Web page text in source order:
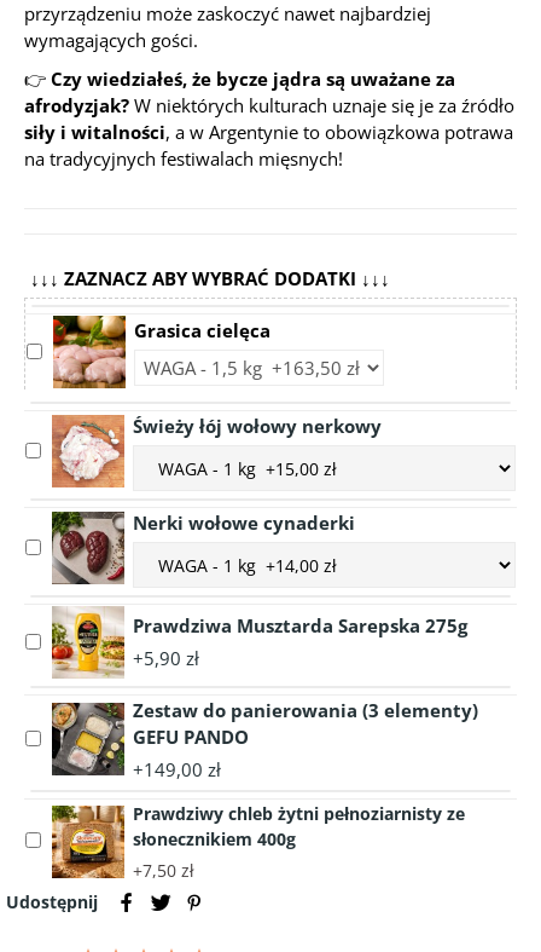
przyrządzeniu może zaskoczyć nawet najbardziej
wymagających gości.
👉 Czy wiedziałeś, że bycze jądra są uważane za
afrodyzjak? W niektórych kulturach uznaje się je za źródło
siły i witalności, a w Argentynie to obowiązkowa potrawa
na tradycyjnych festiwalach mięsnych!
↓↓↓ ZAZNACZ ABY WYBRAĆ DODATKI ↓↓↓
Select
accessory
cielęca
Grasica cielęca
Choose
variant
Grasica
cielęca
Select
accessory
łój
wołowy
nerkowy
Świeży łój wołowy nerkowy
Choose
accessory
Świeży
Select
accessory
wołowe
cynaderki
Nerki wołowe cynaderki
Choose
accessory
Nerki
wołowe
Select
accessory
Musztarda
Sarepska
275g
Prawdziwa Musztarda Sarepska 275g
+5,90 zł
Select
accessory
do
panierowania
(3
elementy)
GEFU
Zestaw do panierowania (3 elementy)
GEFU PANDO
+149,00 zł
Select
accessory
Prawdziwy
chleb
Prawdziwy chleb żytni pełnoziarnisty ze
słonecznikiem 400g
+7,50 zł
Udostępnij